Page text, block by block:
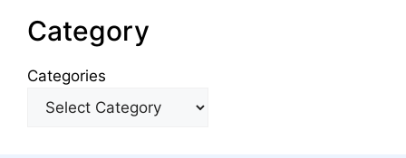
Category
Categories